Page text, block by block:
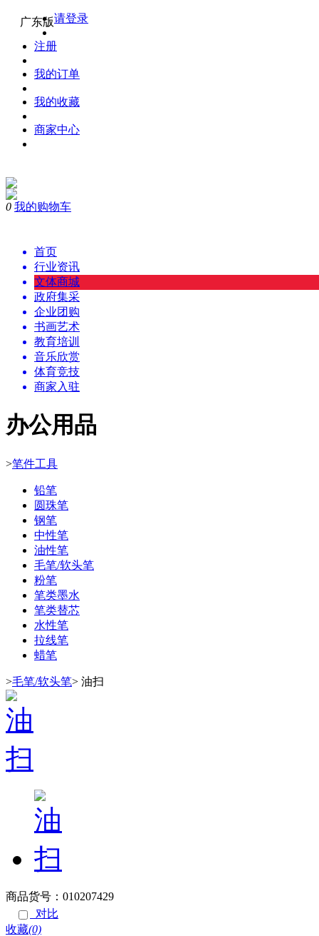
广东版请登录
注册
我的订单
我的收藏
商家中心
0 我的购物车
首页
行业资讯
文体商城
政府集采
企业团购
书画艺术
教育培训
音乐欣赏
体育竞技
商家入驻
办公用品
>笔件工具
铅笔
圆珠笔
钢笔
中性笔
油性笔
毛笔/软头笔
粉笔
笔类墨水
笔类替芯
水性笔
拉线笔
蜡笔
>毛笔/软头笔> 油扫
商品货号：010207429
对比
收藏(0)